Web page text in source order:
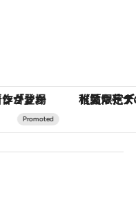
郷土料理の手法で満喫！ 【銀座で出合う最旬美容】美髪ケアや上質